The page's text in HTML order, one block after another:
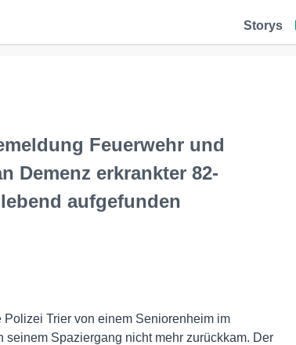
Storys
Feuerwehr und
Demenz erkrankter 82-
aufgefunden
Trier von einem Seniorenheim im
Spaziergang nicht mehr zurückkam. Der